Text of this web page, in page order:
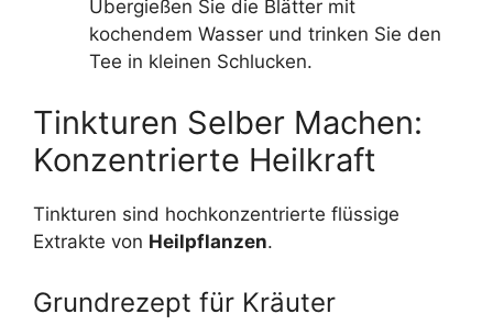
Übergießen Sie die Blätter mit
kochendem Wasser und trinken Sie den
Tee in kleinen Schlucken.
Tinkturen Selber Machen:
Konzentrierte Heilkraft
Tinkturen sind hochkonzentrierte flüssige
Extrakte von Heilpflanzen.
Grundrezept für Kräuter